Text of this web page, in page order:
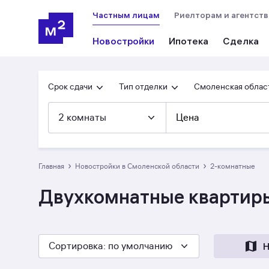
Частным лицам
Новостройки Ипотека Сделка
Риелторам и
Срок сдачи Тип отделки Смоленская
2 комнаты Цена
Главная › Новостройки в Смоленской области › 2-комнатные
Двухкомнатные
Сортировка: по умолчанию